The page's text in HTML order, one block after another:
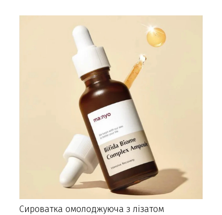
Сироватка омолоджуюча з лізатом